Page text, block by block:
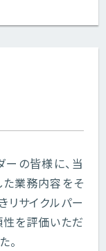
の皆様に、当
業務内容をそ
リサイクルパー
性を評価いただ
。